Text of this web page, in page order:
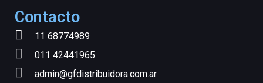
Contacto
11 68774989
011 42441965
admin@gfdistribuidora.com.ar